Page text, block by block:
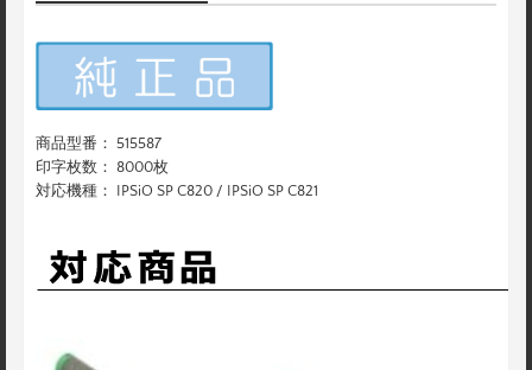
商品型番： 515587
印字枚数： 8000枚
対応機種： IPSiO SP C820 / IPSiO SP C821